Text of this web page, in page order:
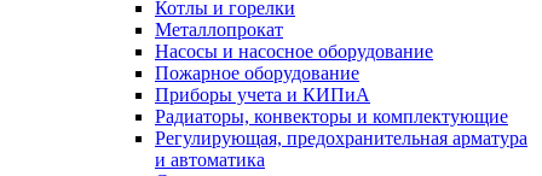
Котлы и горелки
Металлопрокат
Насосы и насосное оборудование
Пожарное оборудование
Приборы учета и КИПиА
Радиаторы, конвекторы и комплектующие
Регулирующая, предохранительная арматура
и автоматика